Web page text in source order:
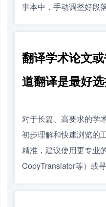
事本中，手动调整好段
翻译学术论文
道翻译是最好
对于长篇、高要求的学
初步理解和快速浏览的
精准，建议使用更专业
CopyTranslator等）或